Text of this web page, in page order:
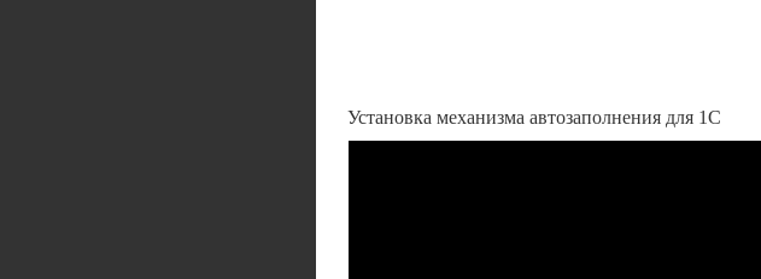
Установка механизма автозаполнения для 1С